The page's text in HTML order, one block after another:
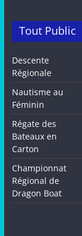
Tout Public
Descente
Régionale
Nautisme au
Féminin
Régate des
Bateaux en
Carton
Championnat
Régional de
Dragon Boat